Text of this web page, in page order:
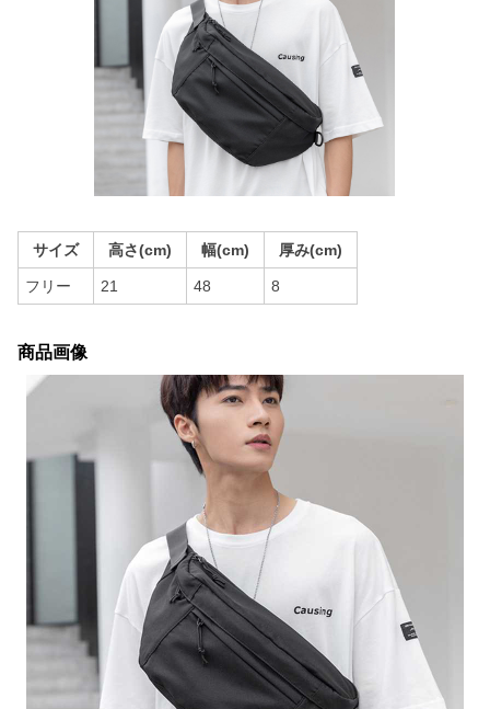
サイズ 高さ(cm) 幅(cm) 厚み(cm)
フリー 21 48 8
商品画像